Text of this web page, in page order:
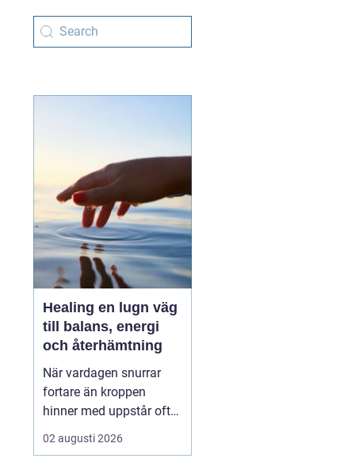
Healing en lugn väg
till balans, energi
och återhämtning
När vardagen snurrar
fortare än kroppen
hinner med uppstår ofta
spänningar, oro och
trötthet som inte går att
02 augusti 2026